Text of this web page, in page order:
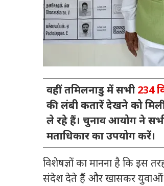
वहीं तमिलनाडु में सभी 234
की लंबी कतारें देखने को
ले रहे हैं। चुनाव आयोग ने
मताधिकार का उपयोग करें।
विशेषज्ञों का मानना है कि इस
संदेश देते हैं और खासकर युवाओं